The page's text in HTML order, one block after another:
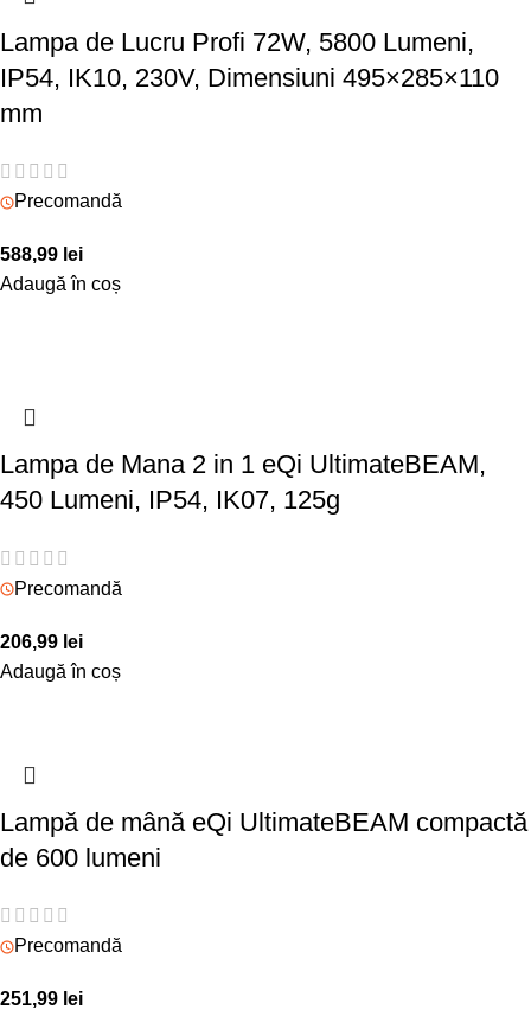
Lampa de Lucru Profi 72W, 5800 Lumeni,
IP54, IK10, 230V, Dimensiuni 495×285×110
mm
Precomandă
588,99 lei
Adaugă în coș
Lampa de Mana 2 in 1 eQi UltimateBEAM,
450 Lumeni, IP54, IK07, 125g
Precomandă
206,99 lei
Adaugă în coș
Lampă de mână eQi UltimateBEAM compactă
de 600 lumeni
Precomandă
251,99 lei